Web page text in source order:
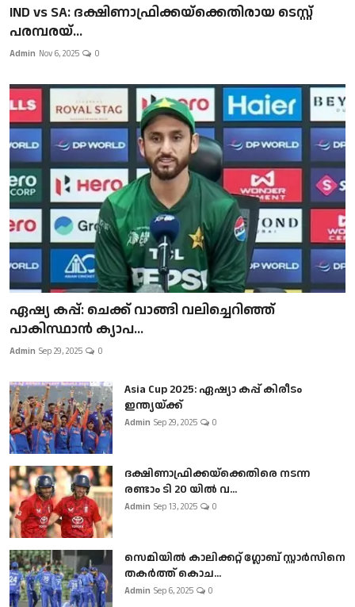
IND vs SA: ദക്ഷിണാഫ്രിക്കയ്‌ക്കെതിരായ ടെസ്റ്റ്
പരമ്പരയ്...
Admin Nov 6, 2025 0
ഏഷ്യ കപ്പ്: ചെക്ക് വാങ്ങി വലിച്ചെറിഞ്ഞ്
പാകിസ്ഥാൻ ക്യാപ...
Admin Sep 29, 2025 0
Asia Cup 2025: ഏഷ്യാ കപ്പ് കിരീടം
ഇന്ത്യയ്ക്ക്
Admin Sep 29, 2025 0
ദക്ഷിണാഫ്രിക്കയ്‌ക്കെതിരെ നടന്ന
രണ്ടാം ടി 20 യിൽ വ...
Admin Sep 13, 2025 0
സെമിയിൽ കാലിക്കറ്റ് ഗ്ലോബ് സ്റ്റാർസിനെ
തകർത്ത് കൊച...
Admin Sep 6, 2025 0